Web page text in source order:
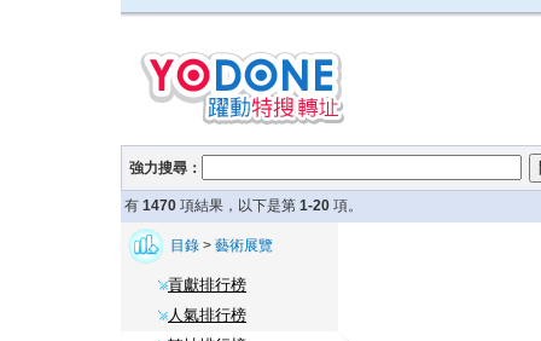
強力搜尋：
有 1470 項結果，以下是第 1-20 項。
目錄 > 藝術展覽
貢獻排行榜
人氣排行榜